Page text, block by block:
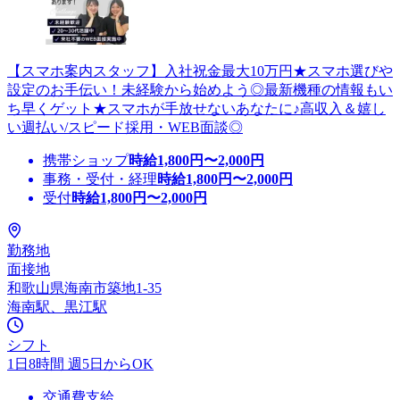
【スマホ案内スタッフ】入社祝金最大10万円★スマホ選びや
設定のお手伝い！未経験から始めよう◎最新機種の情報もい
ち早くゲット★スマホが手放せないあなたに♪高収入＆嬉し
い週払い/スピード採用・WEB面談◎
携帯ショップ時給1,800円〜2,000円
事務・受付・経理時給1,800円〜2,000円
受付時給1,800円〜2,000円
勤務地
面接地
和歌山県海南市築地1-35
海南駅、黒江駅
シフト
1日8時間 週5日からOK
交通費支給